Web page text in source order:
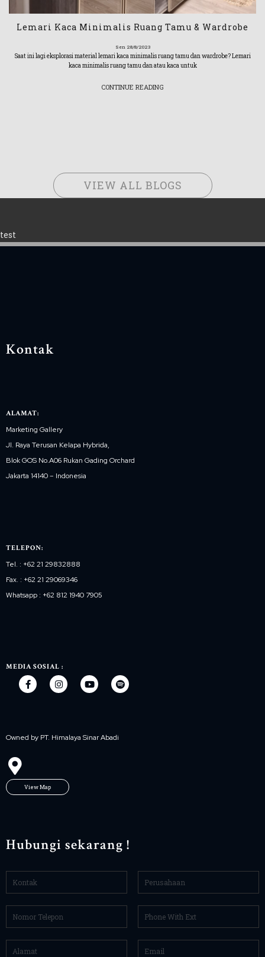
Lemari Kaca Minimalis Ruang Tamu & Wardrobe
Sen 28/8/2023
Saat ini lagi eksplorasi material lemari kaca minimalis ruang tamu dan wardrobe? Lemari
kaca minimalis ruang tamu dan atau kaca untuk
CONTINUE READING
VIEW ALL BLOGS
test
Kontak
ALAMAT:
Marketing Gallery
Jl. Raya Terusan Kelapa Hybrida,
Blok GOS No.A06 Rukan Gading Orchard
Jakarta 14140 – Indonesia
TELEPON:
Tel. : +62 21 29832888
Fax. : +62 21 29069346
Whatsapp : +62 812 1940 7905
MEDIA SOSIAL :
Owned by PT. Himalaya Sinar Abadi
View Map
Hubungi sekarang !